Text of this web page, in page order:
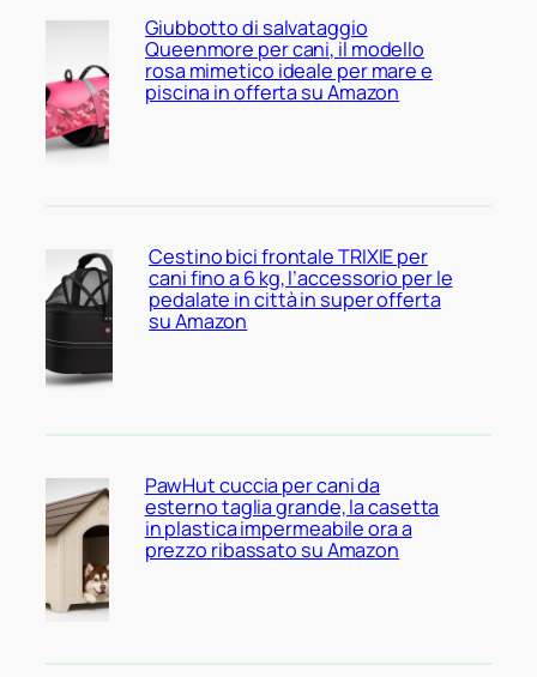
Giubbotto di salvataggio
Queenmore per cani, il modello
rosa mimetico ideale per mare e
piscina in offerta su Amazon
Cestino bici frontale TRIXIE per
cani fino a 6 kg, l’accessorio per le
pedalate in città in super offerta
su Amazon
PawHut cuccia per cani da
esterno taglia grande, la casetta
in plastica impermeabile ora a
prezzo ribassato su Amazon